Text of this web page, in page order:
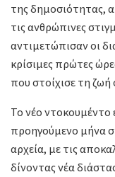
της δημοσιότητας,
τις ανθρώπινες
αντιμετώπισαν οι
κρίσιμες πρώτες
που στοίχισε τη
Το νέο
προηγούμενο μήνα
αρχεία, με τις
δίνοντας νέα